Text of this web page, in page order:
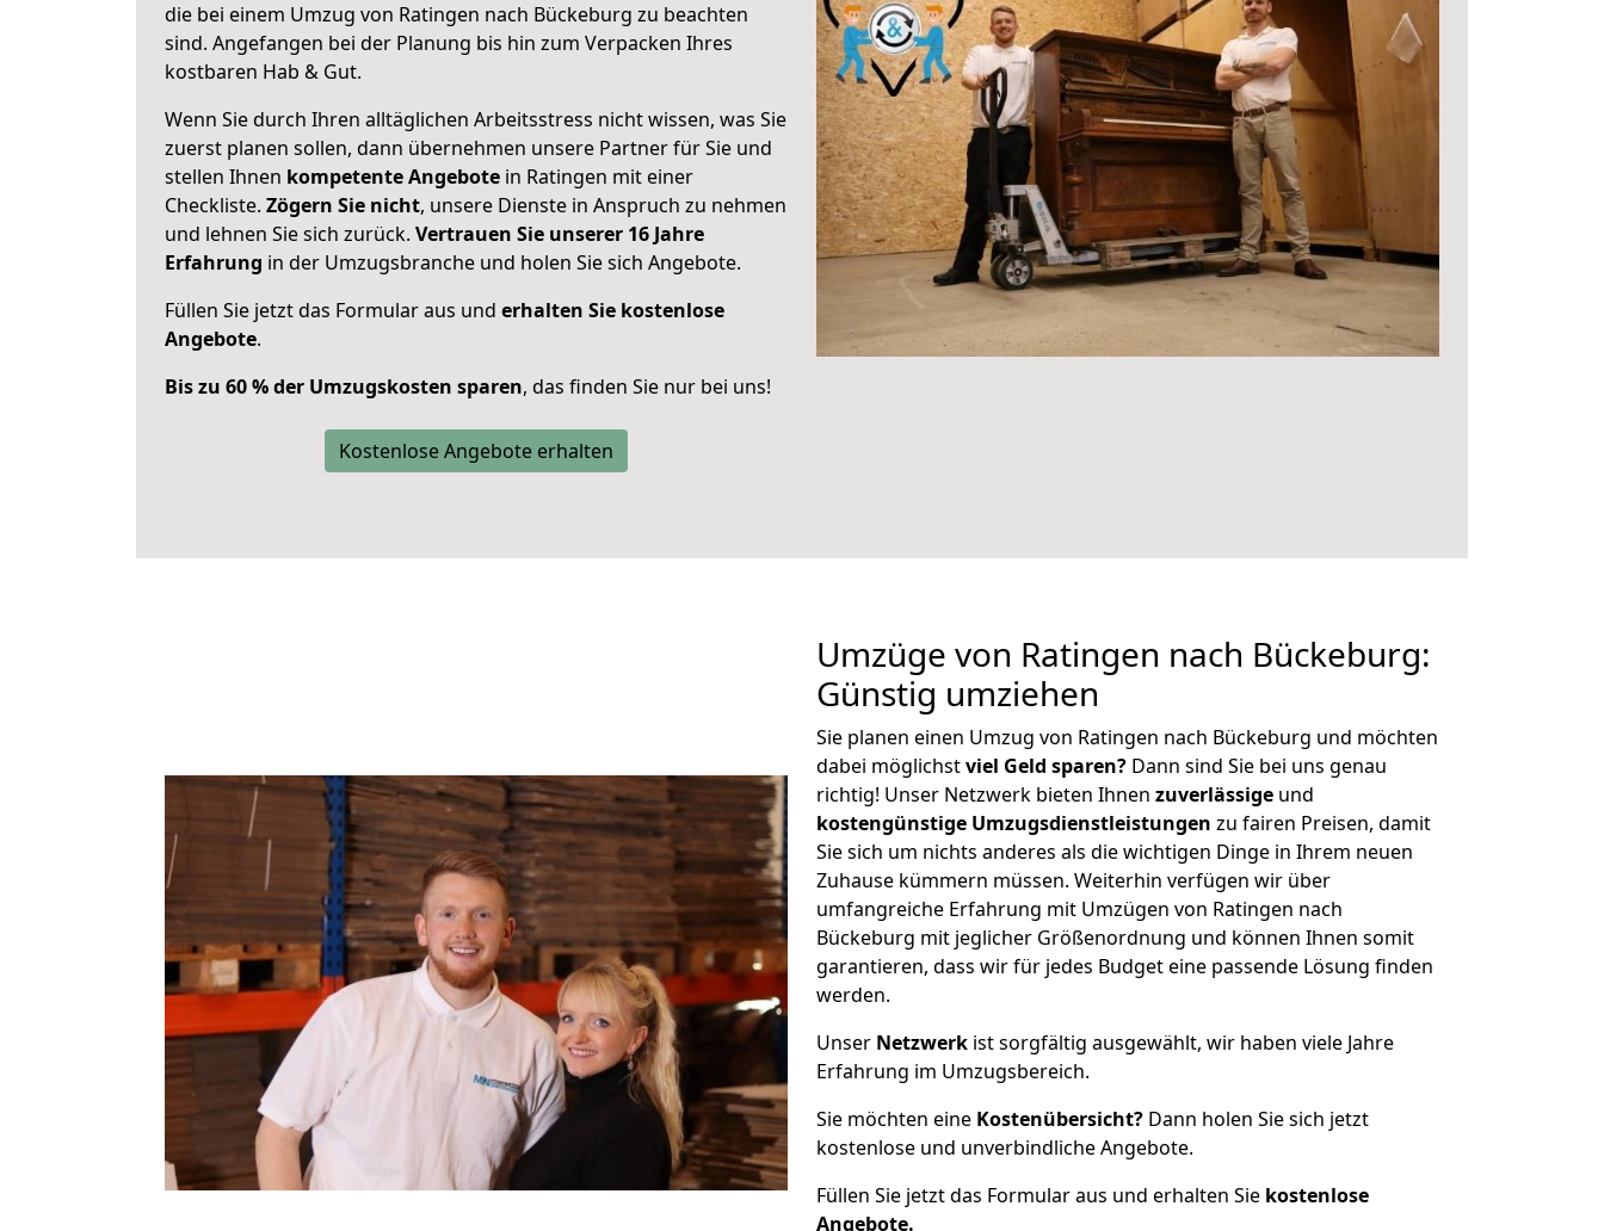
die bei einem Umzug von Ratingen nach Bückeburg zu beachten
sind. Angefangen bei der Planung bis hin zum Verpacken Ihres
kostbaren Hab & Gut.
Wenn Sie durch Ihren alltäglichen Arbeitsstress nicht wissen, was Sie
zuerst planen sollen, dann übernehmen unsere Partner für Sie und
stellen Ihnen kompetente Angebote in Ratingen mit einer
Checkliste. Zögern Sie nicht, unsere Dienste in Anspruch zu nehmen
und lehnen Sie sich zurück. Vertrauen Sie unserer 16 Jahre
Erfahrung in der Umzugsbranche und holen Sie sich Angebote.
Füllen Sie jetzt das Formular aus und erhalten Sie kostenlose
Angebote.
Bis zu 60 % der Umzugskosten sparen, das finden Sie nur bei uns!
Kostenlose Angebote erhalten
Umzüge von Ratingen nach Bückeburg:
Günstig umziehen
Sie planen einen Umzug von Ratingen nach Bückeburg und möchten
dabei möglichstviel Geld sparen? Dann sind Sie bei uns genau
richtig! Unser Netzwerk bieten Ihnen zuverlässige und
kostengünstige Umzugsdienstleistungen zu fairen Preisen, damit
Sie sich um nichts anderes als die wichtigen Dinge in Ihrem neuen
Zuhause kümmern müssen. Weiterhin verfügen wir über
umfangreiche Erfahrung mit Umzügen von Ratingen nach
Bückeburg mit jeglicher Größenordnung und können Ihnen somit
garantieren, dass wir für jedes Budget eine passende Lösung finden
werden.
Unser Netzwerk ist sorgfältig ausgewählt, wir haben viele Jahre
Erfahrung im Umzugsbereich.
Sie möchten eine Kostenübersicht? Dann holen Sie sich jetzt
kostenlose und unverbindliche Angebote.
Füllen Sie jetzt das Formular aus und erhalten Sie kostenlose
Angebote.